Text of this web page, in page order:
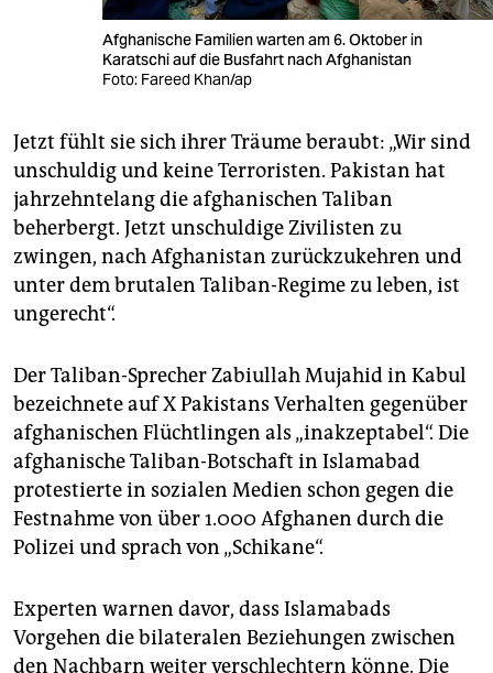
Afghanische Familien warten am 6. Oktober in
Karatschi auf die Busfahrt nach Afghanistan
Foto: Fareed Khan/ap
Jetzt fühlt sie sich ihrer Träume beraubt: „Wir sind
unschuldig und keine Terroristen. Pakistan hat
jahrzehntelang die afghanischen Taliban
beherbergt. Jetzt unschuldige Zivilisten zu
zwingen, nach Afghanistan zurückzukehren und
unter dem brutalen Taliban-Regime zu leben, ist
ungerecht“.
Der Taliban-Sprecher Zabiullah Mujahid in Kabul
bezeichnete auf X Pakistans Verhalten gegenüber
afghanischen Flüchtlingen als „inakzeptabel“. Die
afghanische Taliban-Botschaft in Islamabad
protestierte in sozialen Medien schon gegen die
Festnahme von über 1.000 Afghanen durch die
Polizei und sprach von „Schikane“.
Experten warnen davor, dass Islamabads
Vorgehen die bilateralen Beziehungen zwischen
den Nachbarn weiter verschlechtern könne. Die